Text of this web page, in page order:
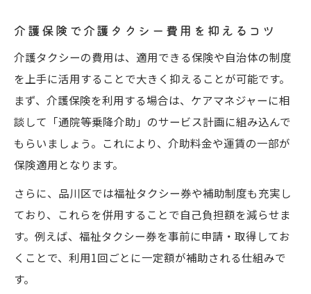
介護保険で介護タクシー費用を抑えるコツ
介護タクシーの費用は、適用できる保険や自治体の制度
を上手に活用することで大きく抑えることが可能です。
まず、介護保険を利用する場合は、ケアマネジャーに相
談して「通院等乗降介助」のサービス計画に組み込んで
もらいましょう。これにより、介助料金や運賃の一部が
保険適用となります。
さらに、品川区では福祉タクシー券や補助制度も充実し
ており、これらを併用することで自己負担額を減らせま
す。例えば、福祉タクシー券を事前に申請・取得してお
くことで、利用1回ごとに一定額が補助される仕組みで
す。